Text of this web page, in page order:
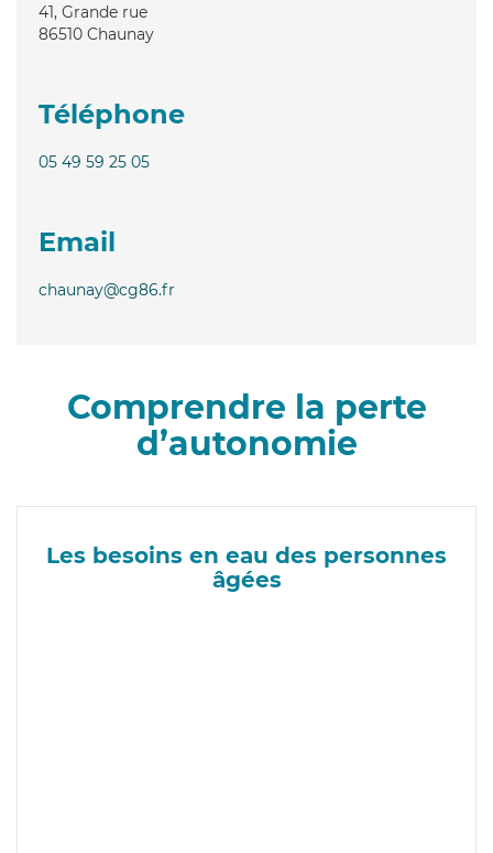
41, Grande rue
86510 Chaunay
Téléphone
05 49 59 25 05
Email
chaunay@cg86.fr
Comprendre la perte
d’autonomie
Les besoins en eau des personnes
âgées